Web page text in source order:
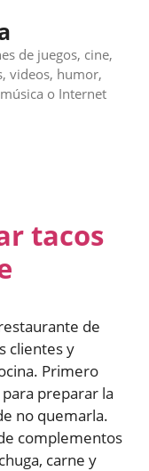
de juegos, cine,
videos, humor,
o Internet
tacos
de
clientes y
Primero
preparar la
no quemarla.
complementos
carne y